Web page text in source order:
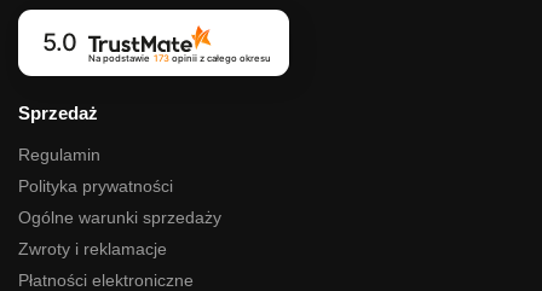
5.0
Na podstawie 173opinii z całego okresu
Sprzedaż
Regulamin
Polityka prywatności
Ogólne warunki sprzedaży
Zwroty i reklamacje
Płatności elektroniczne